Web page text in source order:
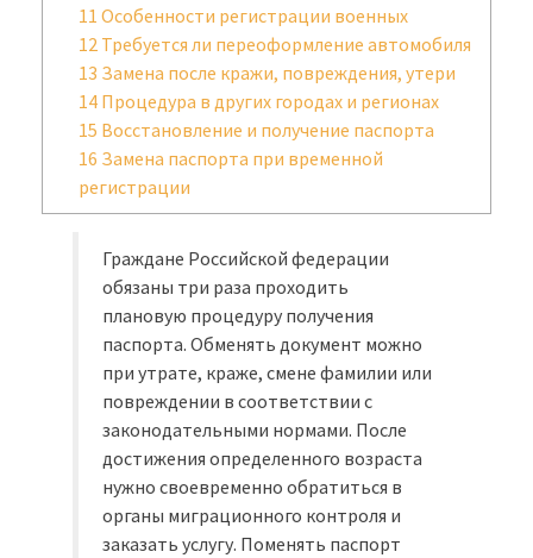
11 Особенности регистрации военных
12 Требуется ли переоформление автомобиля
13 Замена после кражи, повреждения, утери
14 Процедура в других городах и регионах
15 Восстановление и получение паспорта
16 Замена паспорта при временной
регистрации
Граждане Российской федерации
обязаны три раза проходить
плановую процедуру получения
паспорта. Обменять документ можно
при утрате, краже, смене фамилии или
повреждении в соответствии с
законодательными нормами. После
достижения определенного возраста
нужно своевременно обратиться в
органы миграционного контроля и
заказать услугу. Поменять паспорт